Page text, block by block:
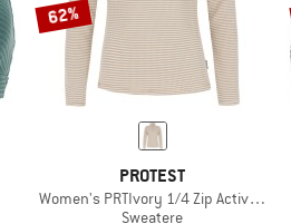
62%
PROTEST
Women's PRTIvory 1/4 Zip Active Top
Sweatere